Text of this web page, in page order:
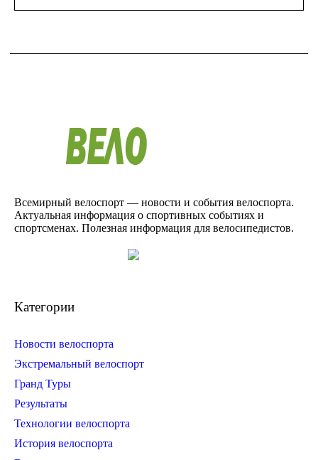
Всемирный велоспорт — новости и события велоспорта.
Актуальная информация о спортивных событиях и
спортсменах. Полезная информация для велосипедистов.
Категории
Новости велоспорта
Экстремальный велоспорт
Гранд Туры
Результаты
Технологии велоспорта
История велоспорта